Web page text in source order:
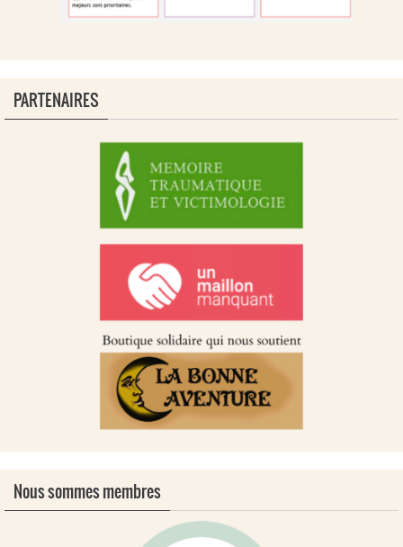
PARTENAIRES
Nous sommes membres